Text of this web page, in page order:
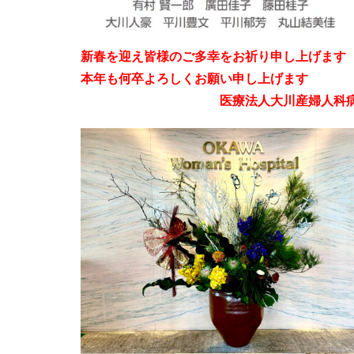
新春を迎え皆様のご多幸をお祈り申し上げます
本年も何卒よろしくお願い申し上げます
医療法人大川産婦人科病院